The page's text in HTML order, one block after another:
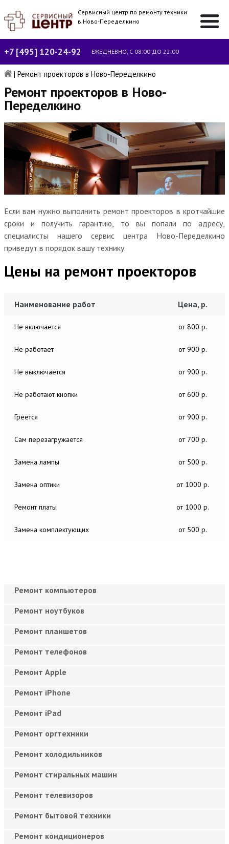
Сервисный центр по ремонту техники
в Ново-Переделкино
+7 [495] 120-24-92 ЕЖЕДНЕВНО, С 08:00 ДО 22:00
| Ремонт проекторов в Ново-Переделкино
Ремонт проекторов в Ново-
Переделкино
Если вам нужно выполнить ремонт проекторов в кротчайшие
сроки и получить гарантию, то вы попали по адресу,
специалисты нашего сервис центра Ново-Переделкино
приведут в порядок вашу технику.
Цены на ремонт проекторов
Наименование работ Цена, р.
Не включается от 800 р.
Не работает от 900 р.
Не выключается от 900 р.
Не работают кнопки от 600 р.
Греется от 900 р.
Сам перезагружается от 700 р.
Замена лампы от 500 р.
Замена оптики от 1000 р.
Ремонт платы от 1000 р.
Замена комплектующих от 500 р.
Ремонт компьютеров
Ремонт ноутбуков
Ремонт планшетов
Ремонт телефонов
Ремонт Apple
Ремонт iPhone
Ремонт iPad
Ремонт оргтехники
Ремонт холодильников
Ремонт стиральных машин
Ремонт телевизоров
Ремонт бытовой техники
Ремонт кондиционеров